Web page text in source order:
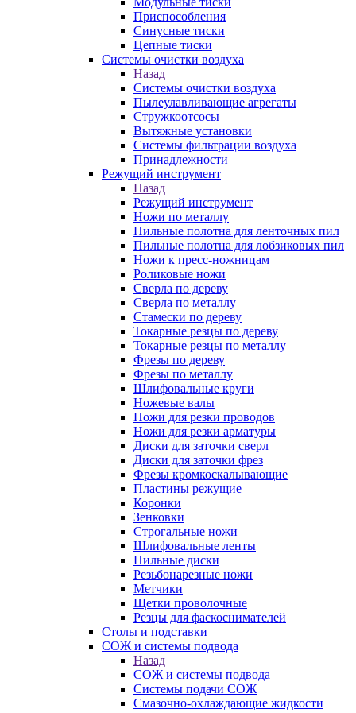
Приспособления
Синусные тиски
Цепные тиски
Системы очистки воздуха
Назад
Системы очистки воздуха
Пылеулавливающие агрегаты
Стружкоотсосы
Вытяжные установки
Системы фильтрации воздуха
Принадлежности
Режущий инструмент
Назад
Режущий инструмент
Ножи по металлу
Пильные полотна для ленточных пил
Пильные полотна для лобзиковых пил
Ножи к пресс-ножницам
Роликовые ножи
Сверла по дереву
Сверла по металлу
Стамески по дереву
Токарные резцы по дереву
Токарные резцы по металлу
Фрезы по дереву
Фрезы по металлу
Шлифовальные круги
Ножевые валы
Ножи для резки проводов
Ножи для резки арматуры
Диски для заточки сверл
Диски для заточки фрез
Фрезы кромкоскалывающие
Пластины режущие
Коронки
Зенковки
Строгальные ножи
Шлифовальные ленты
Пильные диски
Резьбонарезные ножи
Метчики
Щетки проволочные
Резцы для фаскоснимателей
Столы и подставки
СОЖ и системы подвода
Назад
СОЖ и системы подвода
Системы подачи СОЖ
Смазочно-охлаждающие жидкости